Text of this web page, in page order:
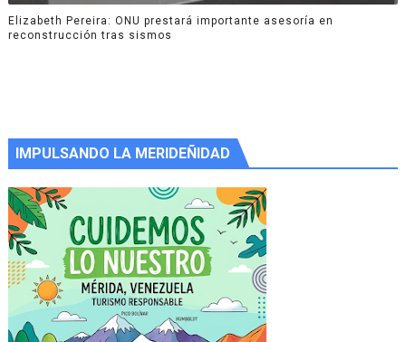
Elizabeth Pereira: ONU prestará importante asesoría en
reconstrucción tras sismos
IMPULSANDO LA MERIDEÑIDAD